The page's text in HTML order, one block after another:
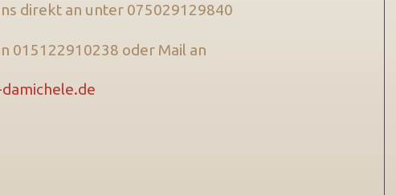
direkt an unter 075029129840
015122910238 oder Mail an